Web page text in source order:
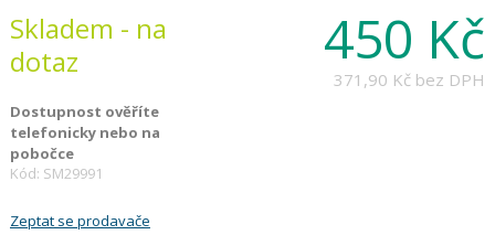
450 Kč
371,90 Kč bez DPH
Skladem - na
dotaz
Dostupnost ověříte
telefonicky nebo na
pobočce
Kód: SM29991
Zeptat se prodavače